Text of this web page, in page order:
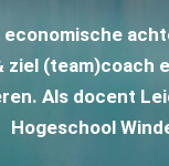
Als docent
Hogeschool